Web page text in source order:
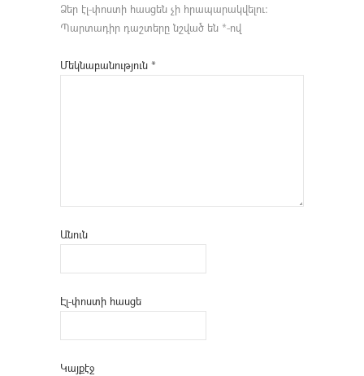
Ձեր էլ-փոստի հասցեն չի հրապարակվելու։
Պարտադիր դաշտերը նշված են *-ով
Մեկնաբանություն *
Անուն
Էլ-փոստի հասցե
Կայքէջ